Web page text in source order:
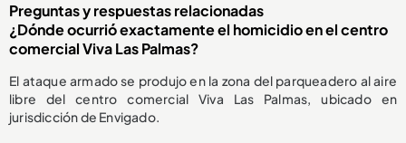
Preguntas y respuestas relacionadas
¿Dónde ocurrió exactamente el homicidio en el centro
comercial Viva Las Palmas?
El ataque armado se produjo en la zona del parqueadero al aire
libre del centro comercial Viva Las Palmas, ubicado en
jurisdicción de Envigado.